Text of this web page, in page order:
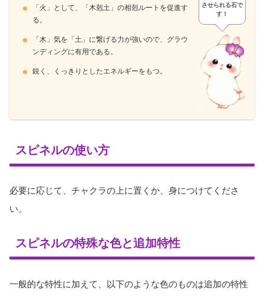
「火」として、「木剋土」の相剋ルートを促進す
る。
「木」気を「土」に繋げる力が強いので、グラウ
ンディングに有用である。
鋭く、くっきりとしたエネルギーをもつ。
させられる石で
す！
スピネルの使い方
必要に応じて、チャクラの上に置くか、身につけてくださ
い。
スピネルの特殊な色と追加特性
一般的な特性に加えて、以下のような色のものは追加の特性